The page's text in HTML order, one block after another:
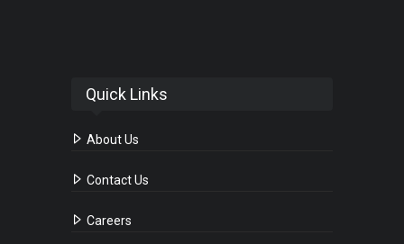
Quick Links
About Us
Contact Us
Careers